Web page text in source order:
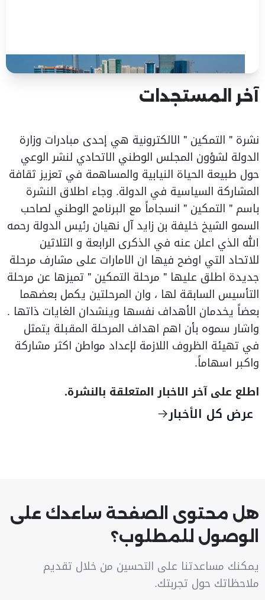
آخر المستجدات
نشرة " التمكين " الالكترونية هي إحدى مبادرات وزارة
الدولة لشؤون المجلس الوطني الاتحادي لنشر الوعي
حول طبيعة الحياة النيابية والمساهمة في تعزيز ثقافة
المشاركة السياسية في الدولة. وجاء اطلاق النشرة
باسم " التمكين " انسجاماً مع البرنامج الوطني لصاحب
السمو الشيخ خليفة بن زايد آل نهيان رئيس الدولة رحمه
الله الذي اعلن عنه في الذكرى الرابعة و الثلاثين
للاتحاد التي اوضح فيها ان الامارات على مشارف مرحلة
جديدة اطلق عليها " مرحلة التمكين " تميزها عن مرحلة
التأسيس السابقة لها ، وان المرحلتين يكمل بعضهما
بعضاً يخدمان الأهداف نفسها وينشدان الغايات ذاتها .
واشار سموه بأن اهم اهداف المرحلة المقبلة يتمثل
في تهيئة الظروف اللازمة لإعداد مواطن اكثر مشاركة
واكبر اسهاماً.
اطلع على آخر الاخبار المتعلقة بالنشرة.
عرض كل الأخبار
هل محتوى الصفحة ساعدك على
الوصول للمطلوب؟
يمكنك مساعدتنا على التحسين من خلال تقديم
ملاحظاتك حول تجربتك.